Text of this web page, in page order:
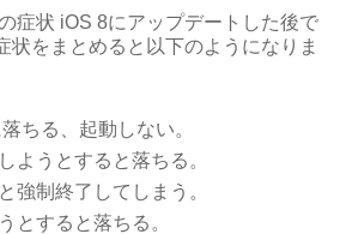
症状 iOS 8にアップデートした後で
状をまとめると以下のようになりま
ちる、起動しない。
ようとすると落ちる。
強制終了してしまう。
とすると落ちる。